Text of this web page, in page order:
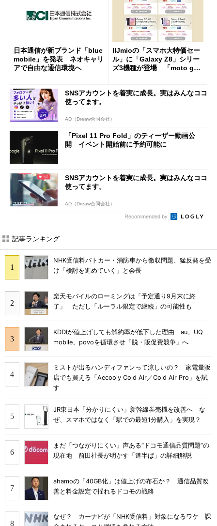
日本通信が新ブランド「blue
mobile」を発表 ネオキャリ
アで自由な通信環境へ
IIJmioの「スマホ大特価セー
ル」に「Galaxy Z8」シリー
ズ3機種が登場 「moto g37
SNSアカウントを着実に成長。実はみんなココ
使ってます。
AD（Dreaw合同会社）
「Pixel 11 Pro Fold」のティーザー動画公
開 イベント開始前に予約可能に
SNSアカウントを着実に成長。実はみんなココ
使ってます。
AD（Dreaw合同会社）
Recommended by
記事ランキング
NHK受信料パトカー・消防車から徴収問題、猛反発を受
け「検討を進めていく」と会長
楽天モバイルのローミングは「予定通り9月末に終
了」 ただし「ルーラル限定で継続」の可能性も
KDDIが値上げしても解約率が低下した理由 au、UQ
mobile、povoを循環させ「脱・販促費競争」へ
ミストが出るハンディファンって涼しいの？ 家電量販
店でも買える「Aecooly Cold Air／Cold Air Pro」を試
す
JR東日本「分かりにくい」新幹線券売機を改善へ な
ぜ、スマホではなく「駅での最短1分購入」を実現？
まだ「つながりにくい」声ある“ドコモ通信品質問題”の
現在地 前田社長が明かす「道半ば」の詳細解説
ahamoの「40GB化」は値上げの布石か？ 通信品質改
善と料金設定で揺れるドコモの戦略
なぜ？ カーナビが「NHK受信料」対象になるワケ 課